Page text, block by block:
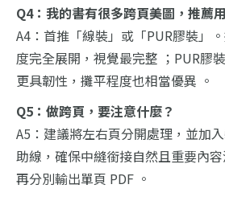
Q4：我的書有很多跨頁美圖，推薦
A4：首推「線裝」或「PUR膠裝」
度完全展開，視覺最完整 ；PUR膠
更具韌性，攤平程度也相當優異 。
Q5：做跨頁，要注意什麼？
A5：建議將左右頁分開處理，並加
助線，確保中縫銜接自然且重要內
再分別輸出單頁 PDF 。